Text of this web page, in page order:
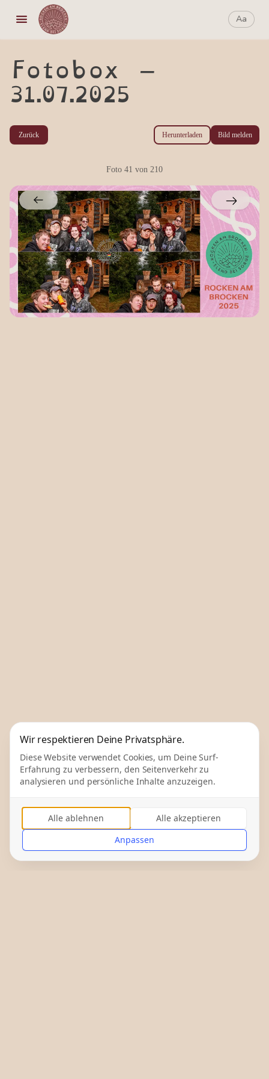
Aa
Aa
Fotobox –
31.07.2025
Zurück Herunterladen Bild melden
Foto 41 von 210
Wir respektieren Deine Privatsphäre.
Diese Website verwendet Cookies, um Deine Surf-
Erfahrung zu verbessern, den Seitenverkehr zu
analysieren und persönliche Inhalte anzuzeigen.
Alle ablehnen
Alle akzeptieren
Anpassen